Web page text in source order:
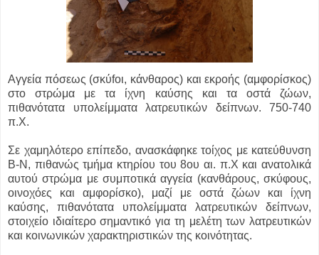
Αγγεία πόσεως (σκύfοι, κάνθαρος) και εκροής (αμφορίσκος)
στο στρώμα με τα ίχνη καύσης και τα οστά ζώων,
πιθανότατα υπολείμματα λατρευτικών δείπνων. 750-740
π.Χ.
Σε χαμηλότερο επίπεδο, ανασκάφηκε τοίχος με κατεύθυνση
Β-Ν, πιθανώς τμήμα κτηρίου του 8ου αι. π.Χ και ανατολικά
αυτού στρώμα με συμποτικά αγγεία (κανθάρους, σκύφους,
οινοχόες και αμφορίσκο), μαζί με οστά ζώων και ίχνη
καύσης, πιθανότατα υπολείμματα λατρευτικών δείπνων,
στοιχείο ιδιαίτερο σημαντικό για τη μελέτη των λατρευτικών
και κοινωνικών χαρακτηριστικών της κοινότητας.